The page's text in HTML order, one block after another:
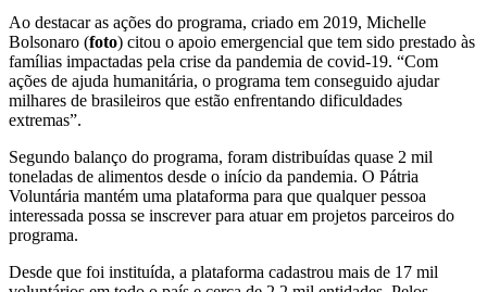
Ao destacar as ações do programa, criado em 2019, Michelle
Bolsonaro (foto) citou o apoio emergencial que tem sido prestado às
famílias impactadas pela crise da pandemia de covid-19. “Com
ações de ajuda humanitária, o programa tem conseguido ajudar
milhares de brasileiros que estão enfrentando dificuldades
extremas”.
Segundo balanço do programa, foram distribuídas quase 2 mil
toneladas de alimentos desde o início da pandemia. O Pátria
Voluntária mantém uma plataforma para que qualquer pessoa
interessada possa se inscrever para atuar em projetos parceiros do
programa.
Desde que foi instituída, a plataforma cadastrou mais de 17 mil